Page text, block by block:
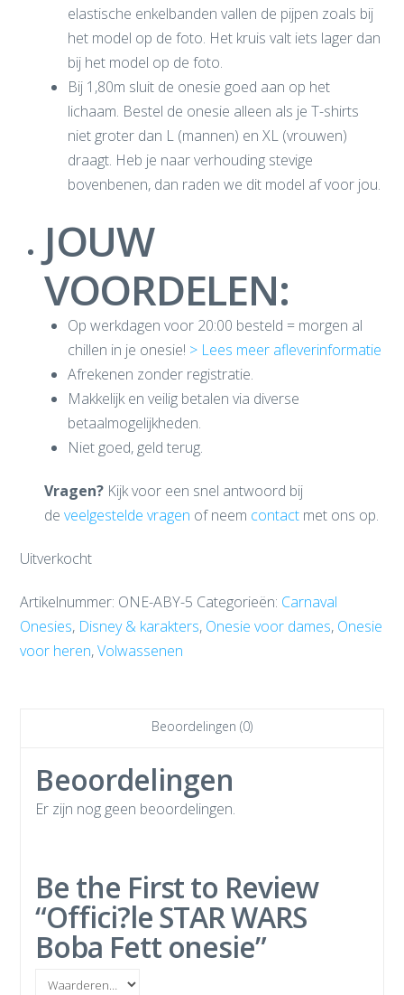
elastische enkelbanden vallen de pijpen zoals bij
het model op de foto. Het kruis valt iets lager dan
bij het model op de foto.
Bij 1,80m sluit de onesie goed aan op het
lichaam. Bestel de onesie alleen als je T-shirts
niet groter dan L (mannen) en XL (vrouwen)
draagt. Heb je naar verhouding stevige
bovenbenen, dan raden we dit model af voor jou.
JOUW
VOORDELEN:
Op werkdagen voor 20:00 besteld = morgen al
chillen in je onesie! > Lees meer afleverinformatie
Afrekenen zonder registratie.
Makkelijk en veilig betalen via diverse
betaalmogelijkheden.
Niet goed, geld terug.
Vragen?Kijk voor een snel antwoord bij
de veelgestelde vragen of neem contactmet ons op.
Uitverkocht
Artikelnummer: ONE-ABY-5 Categorieën: Carnaval
Onesies, Disney & karakters, Onesie voor dames, Onesie
voor heren,Volwassenen
Beoordelingen (0)
Beoordelingen
Er zijn nog geen beoordelingen.
Be the First to Review
“Offici?le STAR WARS
Boba Fett onesie”